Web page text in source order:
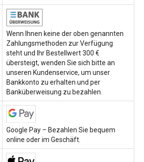
Wenn Ihnen keine der oben genannten
Zahlungsmethoden zur Verfügung
steht und Ihr Bestellwert 300 €
übersteigt, wenden Sie sich bitte an
unseren Kundenservice, um unser
Bankkonto zu erhalten und per
Banküberweisung zu bezahlen.
Google Pay – Bezahlen Sie bequem
online oder im Geschäft.